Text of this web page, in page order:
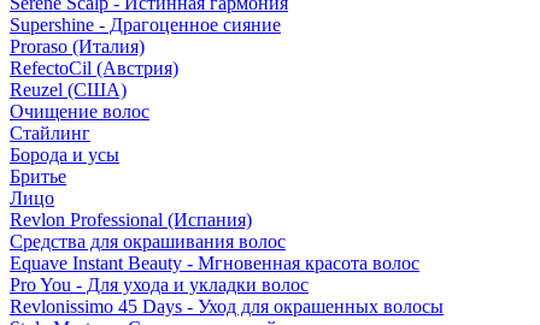
Supershine - Драгоценное сияние
Proraso (Италия)
RefectoCil (Австрия)
Reuzel (США)
Очищение волос
Стайлинг
Борода и усы
Бритье
Лицо
Revlon Professional (Испания)
Средства для окрашивания волос
Equave Instant Beauty - Мгновенная красота волос
Pro You - Для ухода и укладки волос
Revlonissimo 45 Days - Уход для окрашенных волосы